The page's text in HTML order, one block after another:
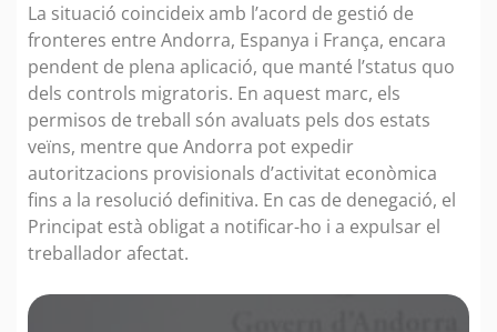
La situació coincideix amb l’acord de gestió de
fronteres entre Andorra, Espanya i França, encara
pendent de plena aplicació, que manté l’status quo
dels controls migratoris. En aquest marc, els
permisos de treball són avaluats pels dos estats
veïns, mentre que Andorra pot expedir
autoritzacions provisionals d’activitat econòmica
fins a la resolució definitiva. En cas de denegació, el
Principat està obligat a notificar-ho i a expulsar el
treballador afectat.